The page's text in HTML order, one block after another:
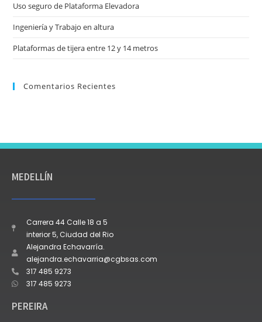
Uso seguro de Plataforma Elevadora
Ingeniería y Trabajo en altura
Plataformas de tijera entre 12 y 14 metros
Comentarios Recientes
MEDELLÍN
Carrera 44 Calle 18 a 5
interior 5, Ciudad del Rio
Alejandra Echavarría.
alejandra.echavarria@cgbsas.com
317 485 9273
317 485 9273
PEREIRA